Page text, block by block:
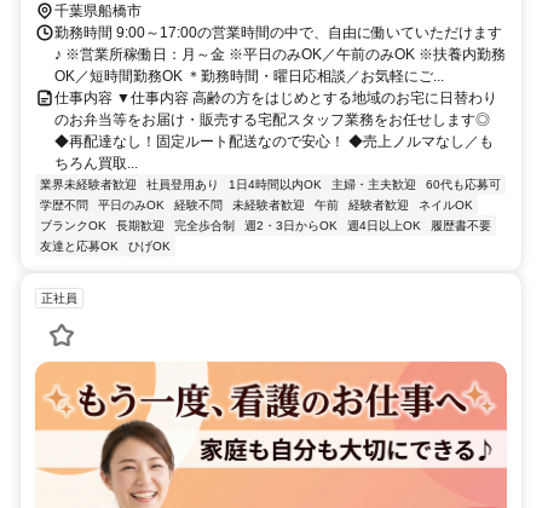
千葉県船橋市
勤務時間 9:00～17:00の営業時間の中で、自由に働いていただけます
♪ ※営業所稼働日：月～金 ※平日のみOK／午前のみOK ※扶養内勤務
OK／短時間勤務OK ＊勤務時間・曜日応相談／お気軽にご...
仕事内容 ▼仕事内容 高齢の方をはじめとする地域のお宅に日替わり
のお弁当等をお届け・販売する宅配スタッフ業務をお任せします◎
◆再配達なし！固定ルート配送なので安心！ ◆売上ノルマなし／も
ちろん買取...
業界未経験者歓迎 社員登用あり 1日4時間以内OK 主婦・主夫歓迎
60代も応募可
学歴不問
平日のみOK 経験不問 未経験者歓迎 午前 経験者歓迎
ネイルOK
ブランクOK
長期歓迎 完全歩合制 週2・3日からOK 週4日以上OK
履歴書不要
友達と応募OK
ひげOK
正社員